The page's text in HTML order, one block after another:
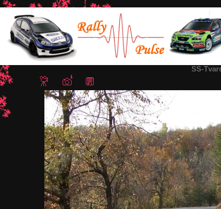
Home/СС Твърдица (Елена - Твърдица Северна Част -
SS-